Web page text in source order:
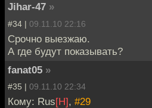
Jihar-47 »
#34 | 09.11.10 22:16
Срочно выезжаю.
А где будут показывать?
fanat05 »
#35 | 09.11.10 22:34
Кому: Rus[H], #29